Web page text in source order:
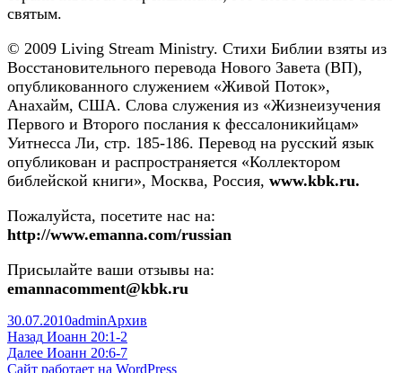
святым.
© 2009 Living Stream Ministry. Стихи Библии взяты из
Восстановительного перевода Нового Завета (ВП),
опубликованного служением «Живой Поток»,
Анахайм, США. Слова служения из «Жизнеизучения
Первого и Второго послания к фессалоникийцам»
Уитнесса Ли, стр. 185-186. Перевод на русский язык
опубликован и распространяется «Коллектором
библейской книги», Москва, Россия, www.kbk.ru.
Пожалуйста, посетите нас на:
http://www.emanna.com/russian
Присылайте ваши отзывы на:
emannacomment@kbk.ru
Опубликовано
30.07.2010Автор
adminРубрики
Архив
Навигация
по
Назад Предыдущая
запись:
Иоанн 20:1-2
Далее Следующая
запись:
Иоанн 20:6-7
Сайт работает на WordPress